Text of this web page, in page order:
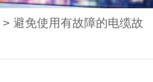
> 避免使用有故障的电缆故